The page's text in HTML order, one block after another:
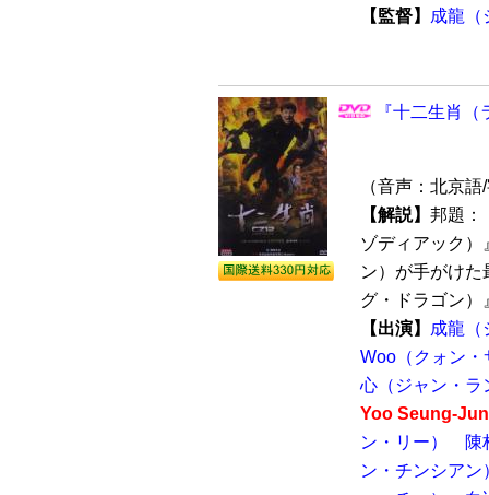
【監督】 成龍（
『十二生肖
（音声：北京
【解説】 邦題：
ゾディアック）
ン）が手がけ
グ・ドラゴン）
【出演】
成龍（
Woo（クォン・
心（ジャン・ラ
Yoo Seung-
ン・リー）
陳
ン・チンシアン